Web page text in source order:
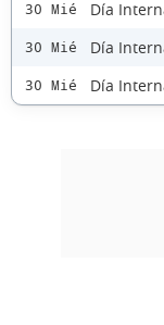
30 Mié Día
30 Mié Día
30 Mié Día